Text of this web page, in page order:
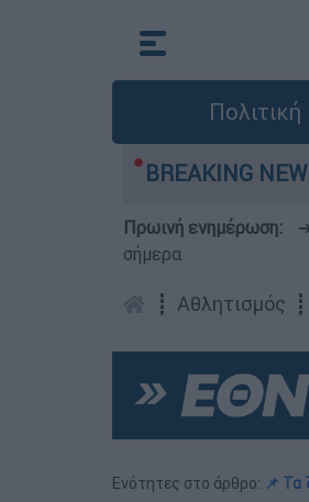
Πολιτική
BREAKING
για τα Στενά του Ορμούζ:
Πρωινή ενημέρωση:
σήμερα
┋ Αθλητισμός ┋
Ενότητες στο άρθρο: 📌 Τα